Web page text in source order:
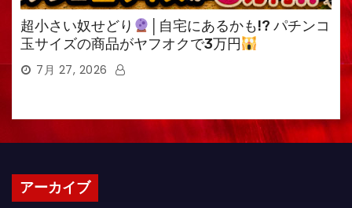
超小さい奴せどり
│自宅にあるかも!? パチンコ
玉サイズの商品がヤフオクで3万円
7月 27, 2026
アーカイブ